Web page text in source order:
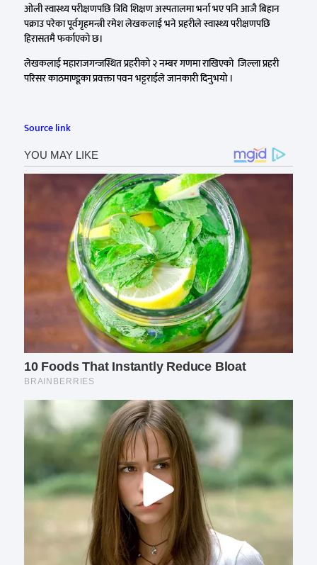
ओली स्वास्थ्य परीक्षणपछि त्रिवि शिक्षण अस्पतालमा भर्ना भए पनि आजै बिहान
पक्राउ परेका पूर्वगृहमन्त्री रमेश लेखकलाई भने प्रहरीले स्वास्थ्य परीक्षणपछि
हिरासतमै फर्काएको छ।
लेखकलाई महाराजगन्जस्थित प्रहरीको २ नम्बर गणमा राखिएको जिल्ला प्रहरी
परिसर काठमाण्डूका प्रवक्ता पवन भट्टराईले जानकारी दिनुभयो ।
Source link